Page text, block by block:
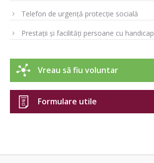
Telefon de urgență protecție socială
Prestații și facilități persoane cu handicap
Vreau să fiu voluntar
Formulare utile